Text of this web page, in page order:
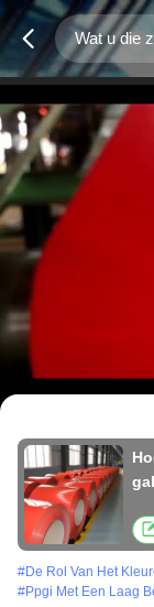
#De Rol Van Het
#Ppgi Met Een Laag